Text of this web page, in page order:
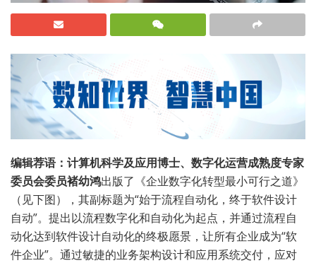
编辑荐语：计算机科学及应用博士、数字化运营成熟度专家
委员会委员褚幼鸿出版了《企业数字化转型最小可行之道》
（见下图），其副标题为“始于流程自动化，终于软件设计
自动”。提出以流程数字化和自动化为起点，并通过流程自
动化达到软件设计自动化的终极愿景，让所有企业成为“软
件企业”。通过敏捷的业务架构设计和应用系统交付，应对